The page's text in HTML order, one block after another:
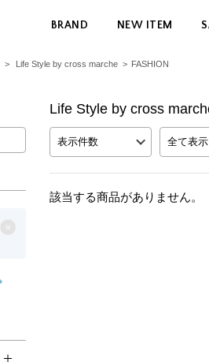
BRAND NEW ITEM
> Life Style by cross marche > FASHION
Life Style by cross
表示件数 全て表示
該当する商品がありません。